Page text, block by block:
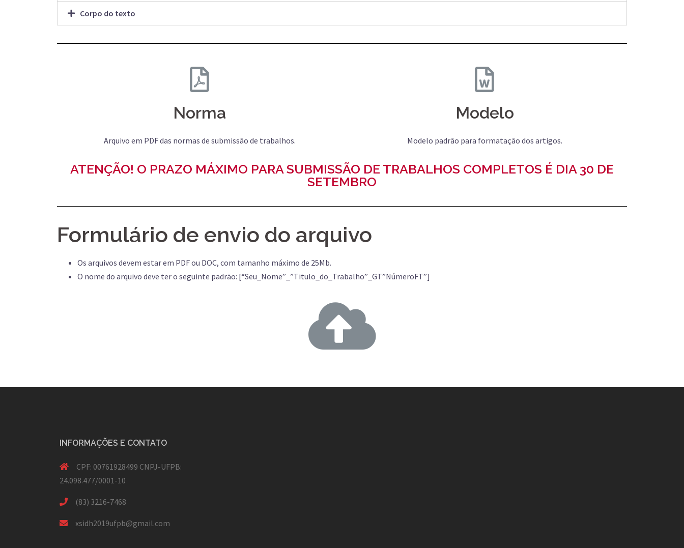
Corpo do texto
Norma
Arquivo em PDF das normas de submissão de trabalhos.
Modelo
Modelo padrão para formatação dos artigos.
ATENÇÃO! O PRAZO MÁXIMO PARA SUBMISSÃO DE TRABALHOS COMPLETOS É DIA 30 DE
SETEMBRO
Formulário de envio do arquivo
Os arquivos devem estar em PDF ou DOC, com tamanho máximo de 25Mb.
O nome do arquivo deve ter o seguinte padrão: [“Seu_Nome”_”Titulo_do_Trabalho”_GT”NúmeroFT”]
INFORMAÇÕES E CONTATO
CPF: 00761928499 CNPJ-UFPB:
24.098.477/0001-10
(83) 3216-7468
xsidh2019ufpb@gmail.com